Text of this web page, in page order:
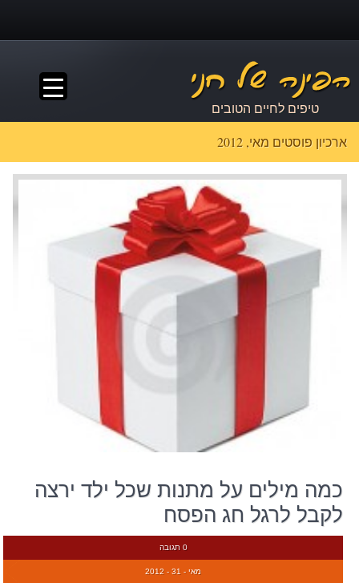
טיפים לחיים הטובים
ארכיון פוסטים מאי, 2012
כמה מילים על מתנות שכל ילד ירצה
לקבל לרגל חג הפסח
0 תגובה
מאי - 31 - 2012